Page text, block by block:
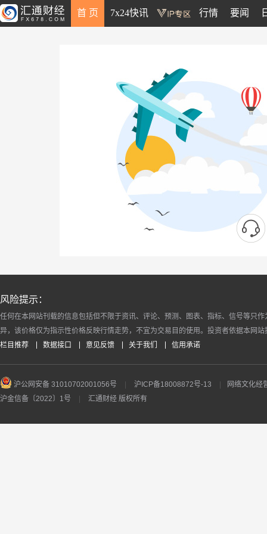
首 页 7x24快讯 行情 要闻
风险提示：
任何在本网站刊载的信息包括但不限于资讯、评论、预测、图表、指标、信号等只
异，该价格仅为指示性价格反映行情走势，不宜为交易目的使用。投资者依据本网
栏目推荐
数据接口 意见反馈 关于我们 信用承诺
沪公网安备 31010702001056号 沪ICP备18008872号-13
网络文化经
沪金信备〔2022〕1号
汇通财经 版权所有